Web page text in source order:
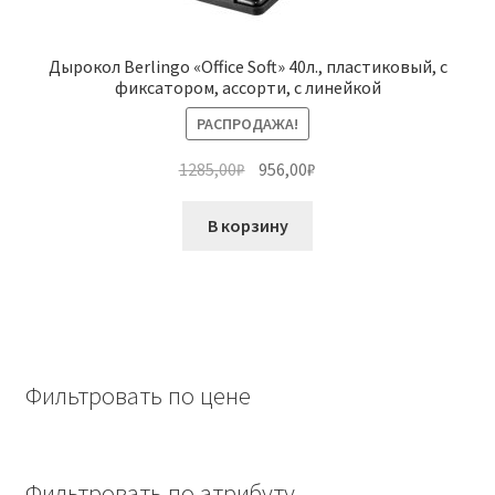
Дырокол Berlingo «Office Soft» 40л., пластиковый, с
фиксатором, ассорти, с линейкой
РАСПРОДАЖА!
1285,00₽ Первоначальная
составляла
956,00₽
В корзину
Фильтровать по цене